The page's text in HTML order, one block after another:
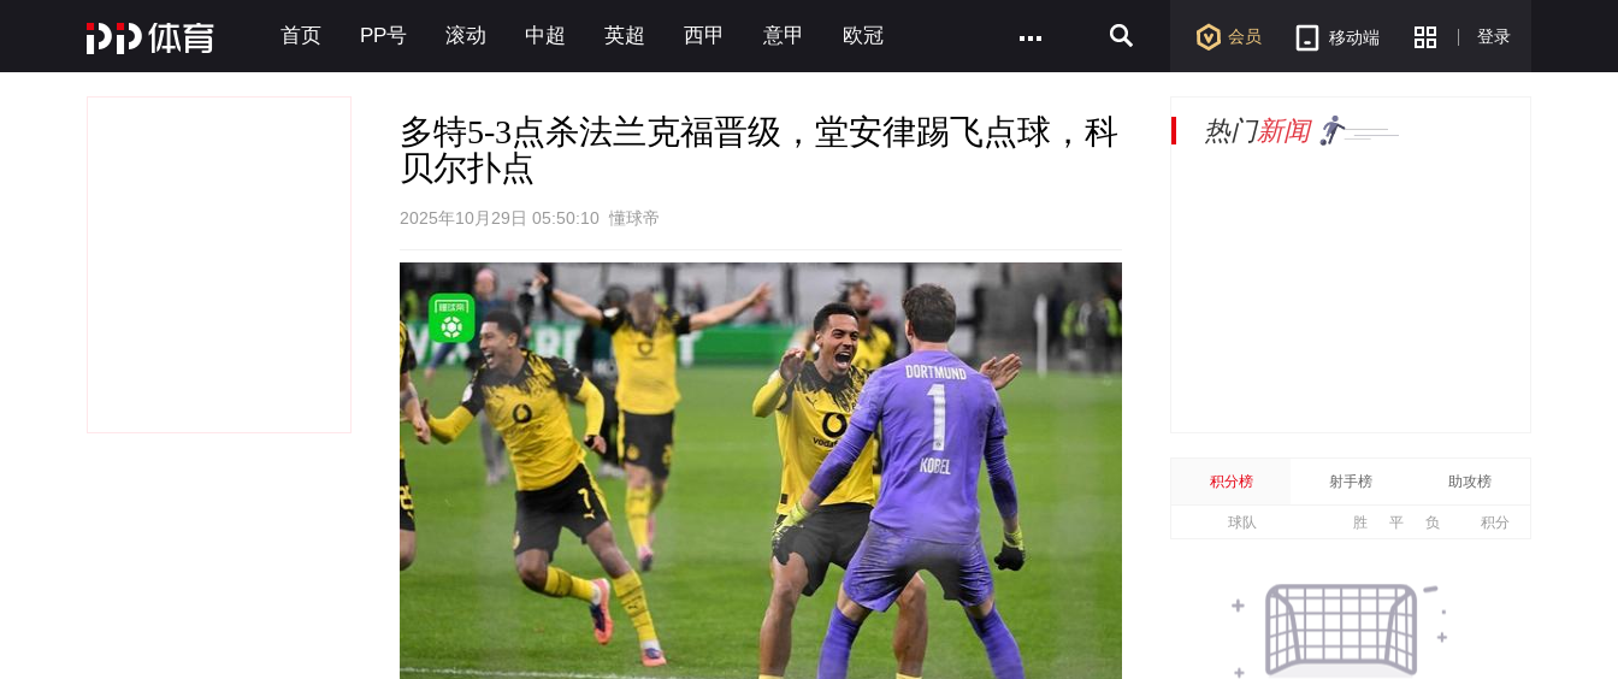
首页 PP号 滚动 中超 英超 西甲 意甲 欧冠 会员 移动端 登录
多特5-3点杀法兰克福晋级，堂安律踢飞点球，科
贝尔扑点
2025年10月29日 05:50:10 懂球帝
热门新闻
积分榜 射手榜 助攻榜
球队 胜 平 负 积分